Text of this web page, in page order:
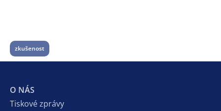
zkušenost
O NÁS
Tiskové zprávy